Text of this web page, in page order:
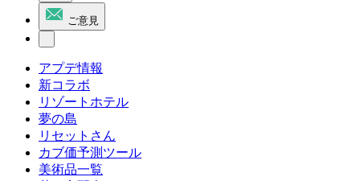
ご意見
アプデ情報
新コラボ
リゾートホテル
夢の島
リセットさん
カブ価予測ツール
美術品一覧